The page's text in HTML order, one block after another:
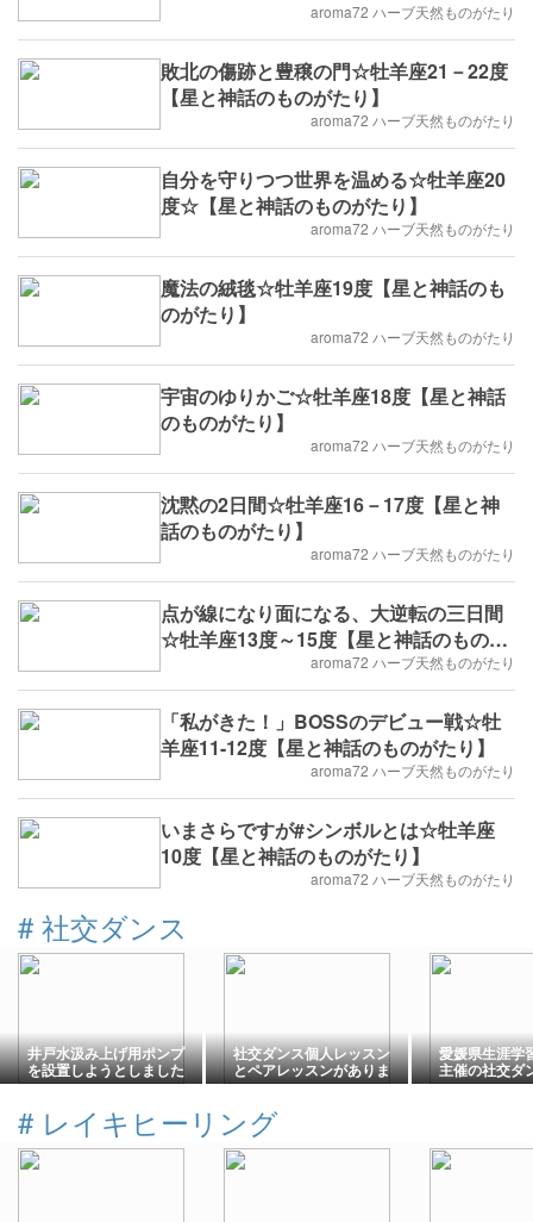
aroma72 ハーブ天然ものがたり
敗北の傷跡と豊穣の門☆牡羊座21－22度
【星と神話のものがたり】
aroma72 ハーブ天然ものがたり
自分を守りつつ世界を温める☆牡羊座20
度☆【星と神話のものがたり】
aroma72 ハーブ天然ものがたり
魔法の絨毯☆牡羊座19度【星と神話のも
のがたり】
aroma72 ハーブ天然ものがたり
宇宙のゆりかご☆牡羊座18度【星と神話
のものがたり】
aroma72 ハーブ天然ものがたり
沈黙の2日間☆牡羊座16－17度【星と神
話のものがたり】
aroma72 ハーブ天然ものがたり
点が線になり面になる、大逆転の三日間
☆牡羊座13度～15度【星と神話のものが
aroma72 ハーブ天然ものがたり
「私がきた！」BOSSのデビュー戦☆牡
羊座11-12度【星と神話のものがたり】
aroma72 ハーブ天然ものがたり
いまさらですが#シンボルとは☆牡羊座
10度【星と神話のものがたり】
aroma72 ハーブ天然ものがたり
# 社交ダンス
井戸水汲み上げ用ポンプ
を設置しようとしました
が、うまくいきませんで
社交ダンス個人レッスン
とペアレッスンがありま
した
愛媛県生涯学
主催の社交ダ
レッスンに参
# レイキヒーリング